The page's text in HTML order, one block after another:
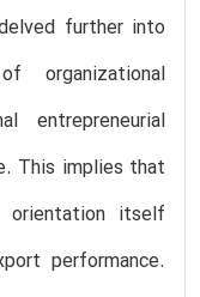
further into
entrepreneurial
This implies that
orientation itself
performance.